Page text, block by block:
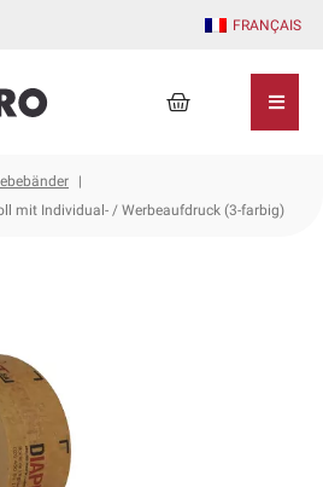
FRANÇAIS
Warenkorb
mit Individual- / Werbeaufdruck (3-farbig)